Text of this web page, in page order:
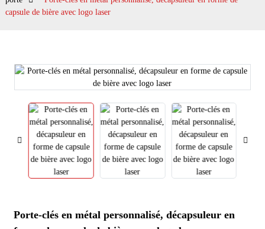
capsule de bière avec logo laser
Porte-clés en métal personnalisé, décapsuleur en